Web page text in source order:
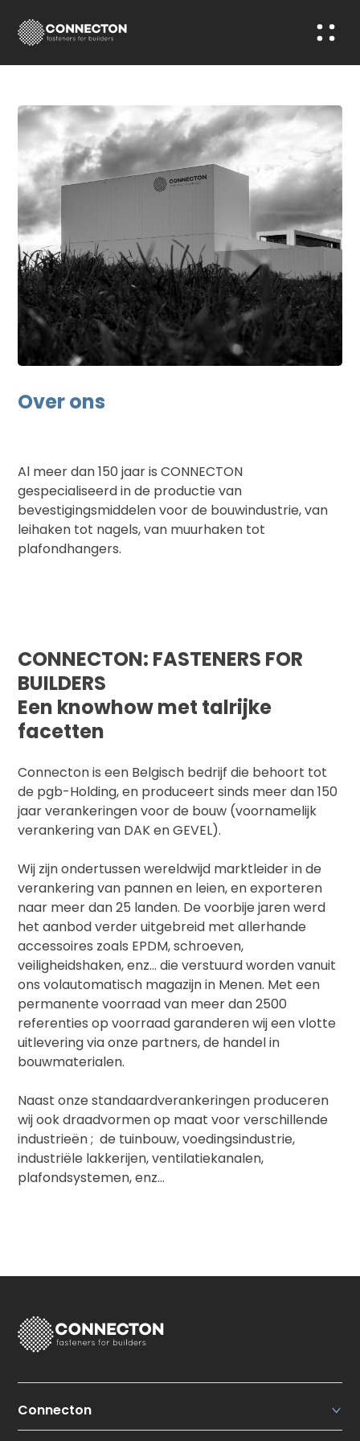
Over ons
Al meer dan 150 jaar is CONNECTON
gespecialiseerd in de productie van
bevestigingsmiddelen voor de bouwindustrie, van
leihaken tot nagels, van muurhaken tot
plafondhangers.
CONNECTON: FASTENERS FOR
BUILDERS
Een knowhow met talrijke
facetten
Connecton is een Belgisch bedrijf die behoort tot
de pgb-Holding, en produceert sinds meer dan 150
jaar verankeringen voor de bouw (voornamelijk
verankering van DAK en GEVEL).
Wij zijn ondertussen wereldwijd marktleider in de
verankering van pannen en leien, en exporteren
naar meer dan 25 landen. De voorbije jaren werd
het aanbod verder uitgebreid met allerhande
accessoires zoals EPDM, schroeven,
veiligheidshaken, enz… die verstuurd worden vanuit
ons volautomatisch magazijn in Menen. Met een
permanente voorraad van meer dan 2500
referenties op voorraad garanderen wij een vlotte
uitlevering via onze partners, de handel in
bouwmaterialen.
Naast onze standaardverankeringen produceren
wij ook draadvormen op maat voor verschillende
industrieën ; de tuinbouw, voedingsindustrie,
industriële lakkerijen, ventilatiekanalen,
plafondsystemen, enz…
Connecton